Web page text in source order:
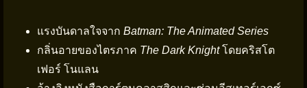
แรงบันดาลใจจาก Batman: The Animated Series
กลิ่นอายของไตรภาค The Dark Knightโดยคริสโต
เฟอร์ โนแลน